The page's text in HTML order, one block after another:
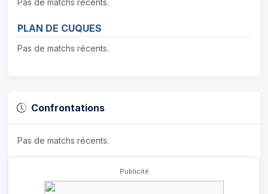
Pas de matchs récents.
PLAN DE CUQUES
Pas de matchs récents.
Confrontations
Pas de matchs récents.
Publicité